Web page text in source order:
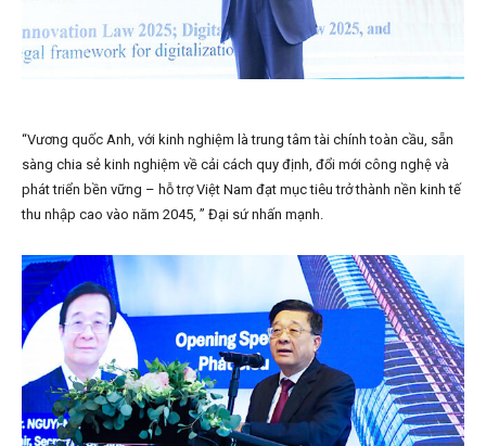
“Vương quốc Anh, với kinh nghiệm là trung tâm tài chính toàn cầu, sẵn
sàng chia sẻ kinh nghiệm về cải cách quy định, đổi mới công nghệ và
phát triển bền vững – hỗ trợ Việt Nam đạt mục tiêu trở thành nền kinh tế
thu nhập cao vào năm 2045, ” Đại sứ nhấn mạnh.